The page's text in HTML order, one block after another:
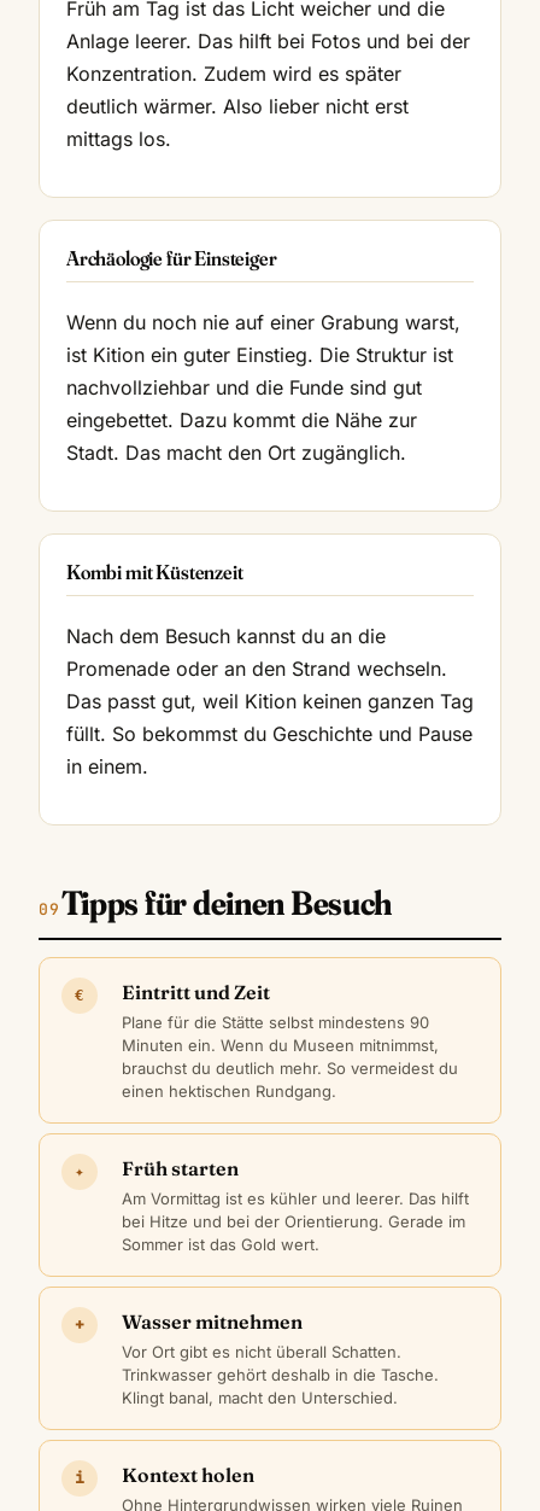
Früh am Tag ist das Licht weicher und die
Anlage leerer. Das hilft bei Fotos und bei der
Konzentration. Zudem wird es später
deutlich wärmer. Also lieber nicht erst
mittags los.
Archäologie für Einsteiger
Wenn du noch nie auf einer Grabung warst,
ist Kition ein guter Einstieg. Die Struktur ist
nachvollziehbar und die Funde sind gut
eingebettet. Dazu kommt die Nähe zur
Stadt. Das macht den Ort zugänglich.
Kombi mit Küstenzeit
Nach dem Besuch kannst du an die
Promenade oder an den Strand wechseln.
Das passt gut, weil Kition keinen ganzen Tag
füllt. So bekommst du Geschichte und Pause
in einem.
Tipps für deinen Besuch
€ Eintritt und Zeit
Plane für die Stätte selbst mindestens 90
Minuten ein. Wenn du Museen mitnimmst,
brauchst du deutlich mehr. So vermeidest du
einen hektischen Rundgang.
✦ Früh starten
Am Vormittag ist es kühler und leerer. Das hilft
bei Hitze und bei der Orientierung. Gerade im
Sommer ist das Gold wert.
+ Wasser mitnehmen
Vor Ort gibt es nicht überall Schatten.
Trinkwasser gehört deshalb in die Tasche.
Klingt banal, macht den Unterschied.
i Kontext holen
Ohne Hintergrundwissen wirken viele Ruinen